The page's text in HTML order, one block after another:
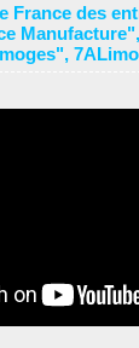
France des
Manufacture",
,